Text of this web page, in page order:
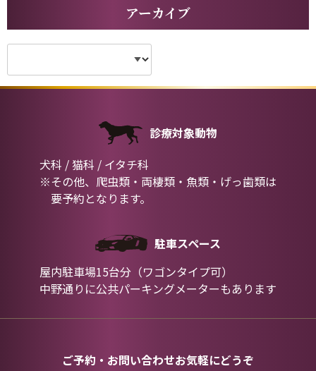
アーカイブ
診療対象動物
犬科 / 猫科 / イタチ科
※その他、爬虫類・両棲類・魚類・げっ歯類は
要予約となります。
駐車スペース
屋内駐車場15台分（ワゴンタイプ可）
中野通りに公共パーキングメーターもあります
ご予約・お問い合わせお気軽にどうぞ